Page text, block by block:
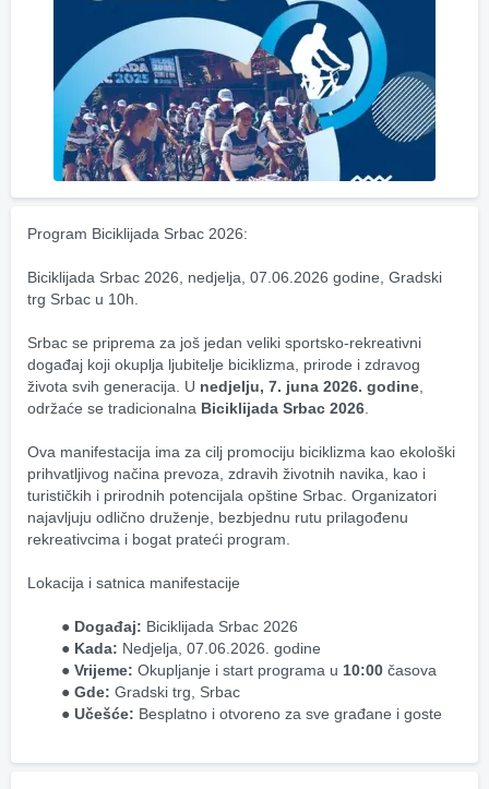
Program Biciklijada Srbac 2026:
Biciklijada Srbac 2026, nedjelja, 07.06.2026 godine, Gradski
trg Srbac u 10h.
Srbac se priprema za još jedan veliki sportsko-rekreativni
događaj koji okuplja ljubitelje biciklizma, prirode i zdravog
života svih generacija. U nedjelju, 7. juna 2026. godine
održaće se tradicionalna Biciklijada Srbac 2026
Ova manifestacija ima za cilj promociju biciklizma kao ekološki
prihvatljivog načina prevoza, zdravih životnih navika, kao i
turističkih i prirodnih potencijala opštine Srbac. Organizatori
najavljuju odlično druženje, bezbjednu rutu prilagođenu
rekreativcima i bogat prateći program.
Lokacija i satnica manifestacije
Događaj: Biciklijada Srbac 2026
Kada: Nedjelja, 07.06.2026. godine
Vrijeme: Okupljanje i start programa u 10:00 časova
Gde: Gradski trg, Srbac
Učešće: Besplatno i otvoreno za sve građane i goste